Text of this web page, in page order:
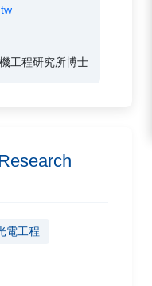
工程研究所博士
電工程